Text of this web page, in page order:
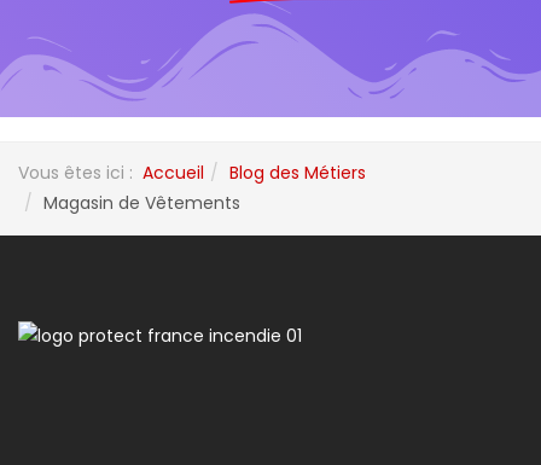
Vous êtes ici : Accueil
Blog des Métiers
Magasin de Vêtements